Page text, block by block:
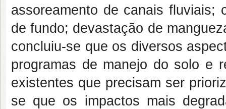
assoreamento de canais fluviais;
de fundo; devastação de
concluiu-se que os diversos
programas de manejo do solo e
existentes que precisam ser
se que os impactos mais